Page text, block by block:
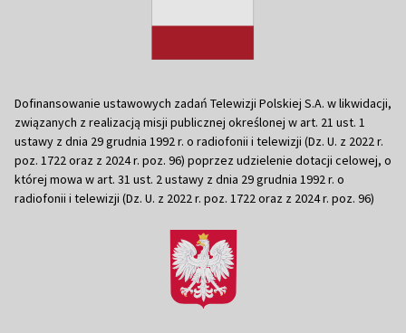
Dofinansowanie ustawowych zadań Telewizji Polskiej S.A. w likwidacji,
związanych z realizacją misji publicznej określonej w art. 21 ust. 1
ustawy z dnia 29 grudnia 1992 r. o radiofonii i telewizji (Dz. U. z 2022 r.
poz. 1722 oraz z 2024 r. poz. 96) poprzez udzielenie dotacji celowej, o
której mowa w art. 31 ust. 2 ustawy z dnia 29 grudnia 1992 r. o
radiofonii i telewizji (Dz. U. z 2022 r. poz. 1722 oraz z 2024 r. poz. 96)